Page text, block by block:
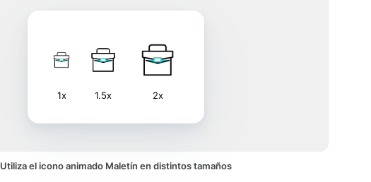
1x 1.5x 2x
Utiliza el icono animado Maletín en distintos tamaños